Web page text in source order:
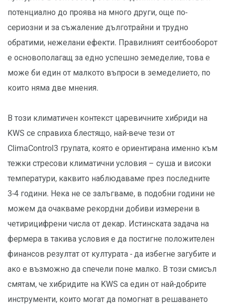
потенциално до проява на много други, още по-
сериозни и за съжаление дълготрайни и трудно
обратими, нежелани ефекти. Правилният сеитбооборот
е основополагащ за едно успешно земеделие, това е
може би един от малкото въпроси в земеделието, по
които няма две мнения.
В този климатичен контекст царевичните хибриди на
KWS се справиха блестящо, най-вече тези от
ClimaControl3 групата, която е ориентирана именно към
тежки стресови климатични условия – суша и високи
температури, каквито наблюдаваме през последните
3-4 години. Нека не се залъгваме, в подобни години не
можем да очакваме рекордни добиви измерени в
четирицифрени числа от декар. Истинската задача на
фермера в такива условия е да постигне положителен
финансов резултат от културата - да избегне загубите и
ако е възможно да спечели поне малко. В този смисъл
смятам, че хибридите на KWS са един от най-добрите
инструменти, които могат да помогнат в решаването